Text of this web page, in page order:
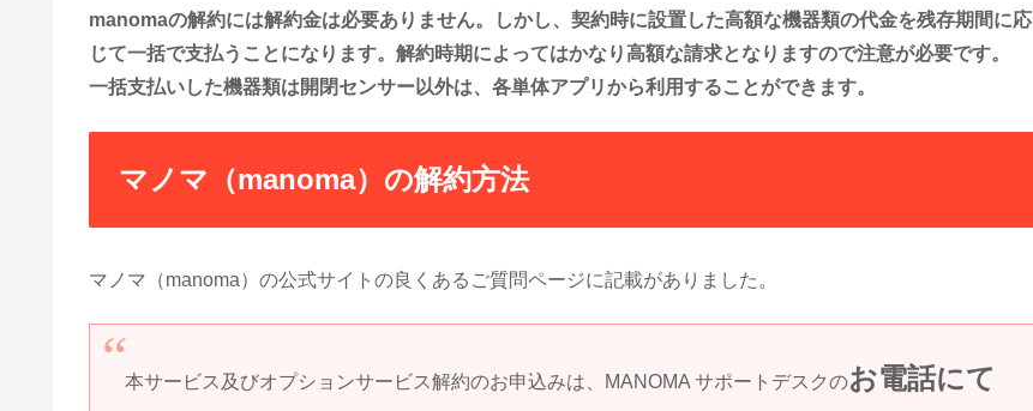
manomaの解約には解約金は必要ありません。しかし、契約時に設置した高額な機器類の代金を残存期間に応
じて一括で支払うことになります。解約時期によってはかなり高額な請求となりますので注意が必要です。
一括支払いした機器類は開閉センサー以外は、各単体アプリから利用することができます。
マノマ（manoma）の解約方法
マノマ（manoma）の公式サイトの良くあるご質問ページに記載がありました。
本サービス及びオプションサービス解約のお申込みは、 MANOMA サポートデスクのお電話にて